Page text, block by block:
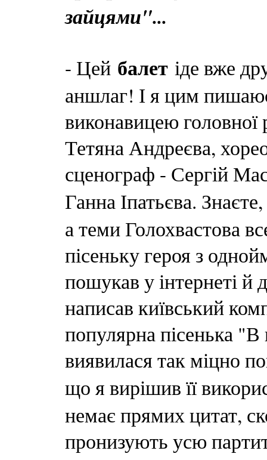
зайцями"...
- Цей балет іде вже
аншлаг! І я цим
виконавицею головної
Тетяна Андреєва,
сценограф - Сергій
Ганна Іпатьєва.
а теми Голохвастова
пісеньку героя з
пошукав у інтернеті й
написав київський
популярна пісенька "В
виявилася так міцно
що я вирішив її
немає прямих цитат,
пронизують усю